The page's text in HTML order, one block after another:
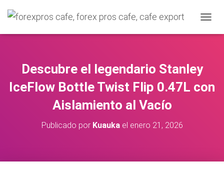
Descubre el legendario Stanley
IceFlow Bottle Twist Flip 0.47L con
Aislamiento al Vacío
Publicado por Kuaukael enero 21, 2026